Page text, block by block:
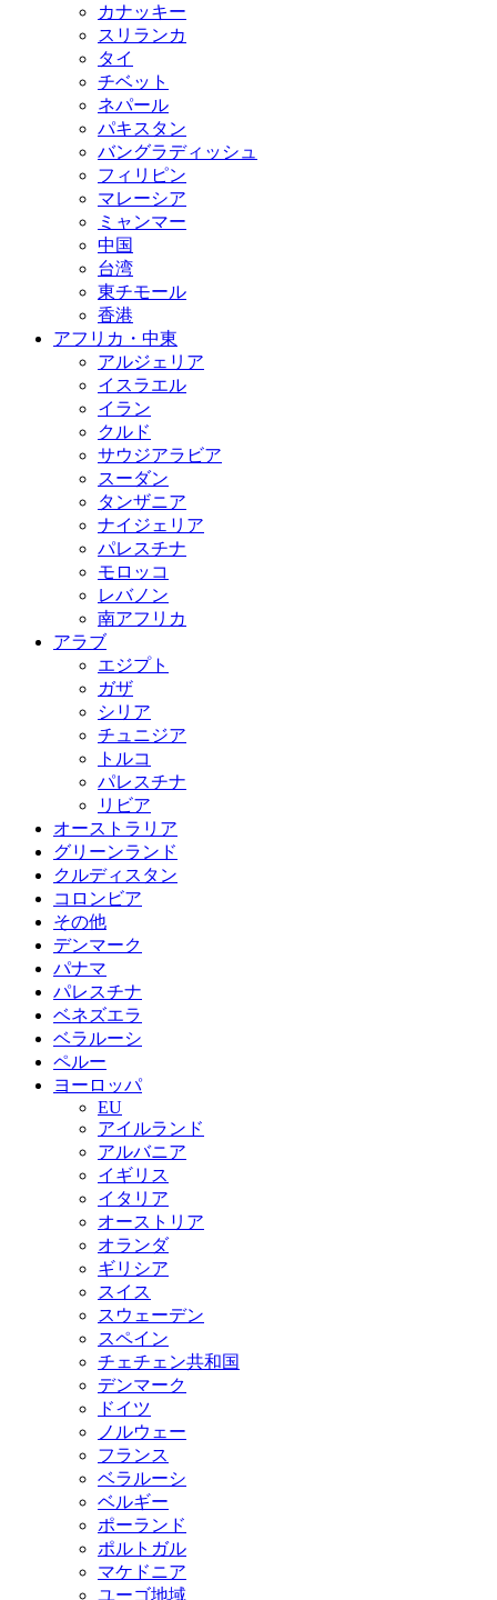
カナッキー
スリランカ
タイ
チベット
ネパール
パキスタン
バングラディッシュ
フィリピン
マレーシア
ミャンマー
中国
台湾
東チモール
香港
アフリカ・中東
アルジェリア
イスラエル
イラン
クルド
サウジアラビア
スーダン
タンザニア
ナイジェリア
パレスチナ
モロッコ
レバノン
南アフリカ
アラブ
エジプト
ガザ
シリア
チュニジア
トルコ
パレスチナ
リビア
オーストラリア
グリーンランド
クルディスタン
コロンビア
その他
デンマーク
パナマ
パレスチナ
ベネズエラ
ベラルーシ
ペルー
ヨーロッパ
EU
アイルランド
アルバニア
イギリス
イタリア
オーストリア
オランダ
ギリシア
スイス
スウェーデン
スペイン
チェチェン共和国
デンマーク
ドイツ
ノルウェー
フランス
ベラルーシ
ベルギー
ポーランド
ポルトガル
マケドニア
ユーゴ地域